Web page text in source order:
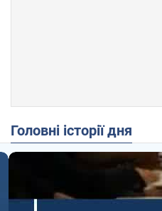
Головні історії дня